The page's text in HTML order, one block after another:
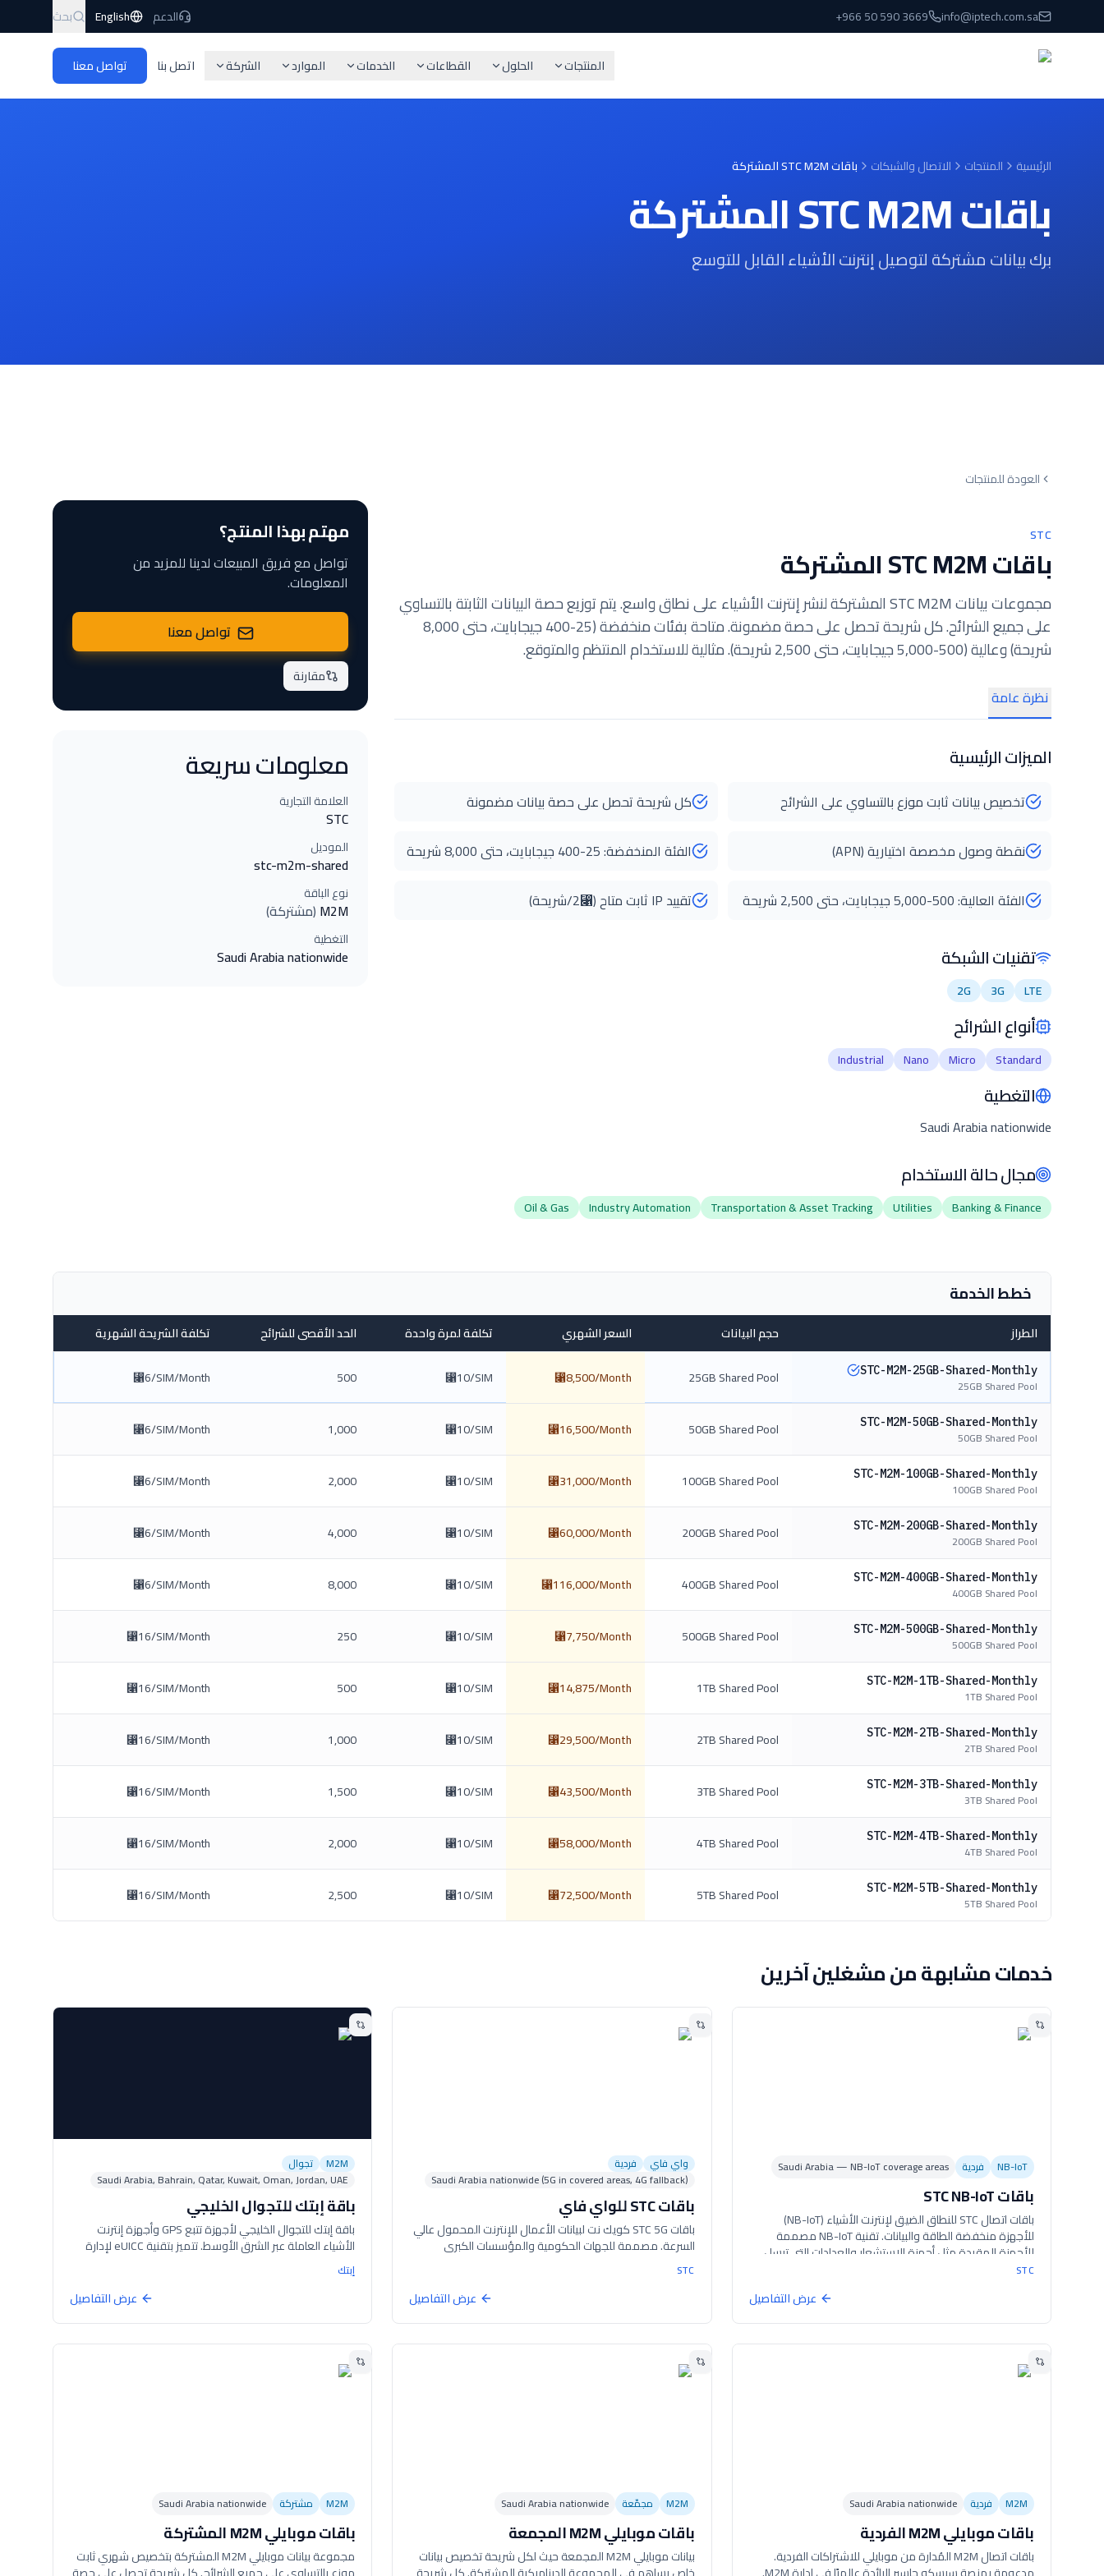
انتقل إلى المحتوى الرئيسي
info@iptech.com.sa
+966 50 590 3669 الدعم English بحث
المنتجات الحلول القطاعات الخدمات الموارد الشركة اتصل بنا تواصل معنا
الرئيسية المنتجات الاتصال والشبكات باقات STC M2M المشتركة
باقات STC M2M المشتركة
برك بيانات مشتركة لتوصيل إنترنت الأشياء القابل للتوسع
العودة للمنتجات
STC
باقات STC M2M المشتركة
مجموعات بيانات STC M2M المشتركة لنشر إنترنت الأشياء على نطاق واسع. يتم توزيع حصة البيانات الثابتة بالتساوي
على جميع الشرائح. كل شريحة تحصل على حصة مضمونة. متاحة بفئات منخفضة (25-400 جيجابايت، حتى 8,000
شريحة) وعالية (500-5,000 جيجابايت، حتى 2,500 شريحة). مثالية للاستخدام المنتظم والمتوقع.
نظرة عامة
الميزات الرئيسية
تخصيص بيانات ثابت موزع بالتساوي على الشرائح
كل شريحة تحصل على حصة بيانات مضمونة
نقطة وصول مخصصة اختيارية (APN)
الفئة المنخفضة: 25-400 جيجابايت، حتى 8,000 شريحة
الفئة العالية: 500-5,000 جيجابايت، حتى 2,500 شريحة
تقييد IP ثابت متاح (⃁2/شريحة)
تقنيات الشبكة
LTE
3G
2G
أنواع الشرائح
Standard
Micro
Nano
Industrial
التغطية
Saudi Arabia nationwide
مجال حالة الاستخدام
Banking & Finance
Utilities
Transportation & Asset Tracking
Industry Automation
Oil & Gas
مهتم بهذا المنتج؟
تواصل مع فريق المبيعات لدينا للمزيد من
المعلومات.
تواصل معنا
مقارنة
معلومات سريعة
العلامة التجارية
STC
الموديل
stc-m2m-shared
نوع الباقة
M2M
(مشتركة)
التغطية
Saudi Arabia nationwide
خطط الخدمة
الطراز حجم البيانات السعر الشهري تكلفة لمرة واحدة الحد الأقصى للشرائح تكلفة الشريحة الشهرية
STC-M2M-25GB-Shared-Monthly
25GB Shared Pool
25GB Shared Pool
⃁8,500/Month
⃁10/SIM
500
⃁6/SIM/Month
STC-M2M-50GB-Shared-Monthly
50GB Shared Pool
50GB Shared Pool
⃁16,500/Month
⃁10/SIM
1,000
⃁6/SIM/Month
STC-M2M-100GB-Shared-Monthly
100GB Shared Pool
100GB Shared Pool
⃁31,000/Month
⃁10/SIM
2,000
⃁6/SIM/Month
STC-M2M-200GB-Shared-Monthly
200GB Shared Pool
200GB Shared Pool
⃁60,000/Month
⃁10/SIM
4,000
⃁6/SIM/Month
STC-M2M-400GB-Shared-Monthly
400GB Shared Pool
400GB Shared Pool
⃁116,000/Month
⃁10/SIM
8,000
⃁6/SIM/Month
STC-M2M-500GB-Shared-Monthly
500GB Shared Pool
500GB Shared Pool
⃁7,750/Month
⃁10/SIM
250
⃁16/SIM/Month
STC-M2M-1TB-Shared-Monthly
1TB Shared Pool
1TB Shared Pool
⃁14,875/Month
⃁10/SIM
500
⃁16/SIM/Month
STC-M2M-2TB-Shared-Monthly
2TB Shared Pool
2TB Shared Pool
⃁29,500/Month
⃁10/SIM
1,000
⃁16/SIM/Month
STC-M2M-3TB-Shared-Monthly
3TB Shared Pool
3TB Shared Pool
⃁43,500/Month
⃁10/SIM
1,500
⃁16/SIM/Month
STC-M2M-4TB-Shared-Monthly
4TB Shared Pool
4TB Shared Pool
⃁58,000/Month
⃁10/SIM
2,000
⃁16/SIM/Month
STC-M2M-5TB-Shared-Monthly
5TB Shared Pool
5TB Shared Pool
⃁72,500/Month
⃁10/SIM
2,500
⃁16/SIM/Month
خدمات مشابهة من مشغلين آخرين
NB-IoT فردية Saudi Arabia — NB-IoT coverage areas
باقات STC NB-IoT
باقات اتصال STC للنطاق الضيق لإنترنت الأشياء (NB-IoT)
للأجهزة منخفضة الطاقة والبيانات. تقنية NB-IoT مصممة
للأجهزة المقيدة مثل أجهزة الاستشعار والعدادات التي ترسل
كميات صغيرة من البيانات بشكل متقطع. توفر تغطية ممتدة
STC
عرض التفاصيل
واي فاي
فردية
Saudi Arabia nationwide (5G in covered areas, 4G fallback)
باقات STC للواي فاي
باقات STC 5G كويك نت لبيانات الأعمال للإنترنت المحمول عالي
السرعة. مصممة للجهات الحكومية والمؤسسات الكبرى
تلقائي إلى 4G. التزام 12 دورة فوترة كحد أدنى.
STC
عرض التفاصيل
M2M
تجوال
Saudi Arabia, Bahrain, Qatar, Kuwait, Oman, Jordan, UAE
باقة إبتك للتجوال الخليجي
باقة إبتك للتجوال الخليجي لأجهزة تتبع GPS وأجهزة إنترنت
الأشياء العاملة عبر الشرق الأوسط. تتميز بتقنية eUICC لإدارة
مئوية). تغطي السعودية والبحرين وقطر والكويت وعمان
والأردن والإمارات عبر مشغلين محليين متعددين.
إبتك
عرض التفاصيل
M2M فردية Saudi Arabia nationwide
باقات موبايلي M2M الفردية
باقات اتصال M2M المُدارة من موبايلي للاشتراكات الفردية.
M2M مجمّعة Saudi Arabia nationwide
باقات موبايلي M2M المجمعة
بيانات موبايلي M2M المجمعة حيث لكل شريحة تخصيص بيانات
M2M مشتركة Saudi Arabia nationwide
باقات موبايلي M2M المشتركة
مجموعة بيانات موبايلي M2M المشتركة بتخصيص شهري ثابت